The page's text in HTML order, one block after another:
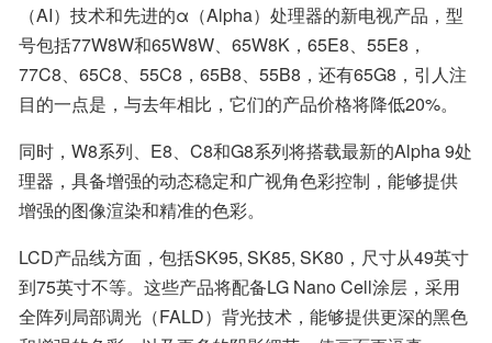
（AI）技术和先进的α（Alpha）处理器的新电视产品，型
号包括77W8W和65W8W、65W8K，65E8、55E8，
77C8、65C8、55C8，65B8、55B8，还有65G8，引人注
目的一点是，与去年相比，它们的产品价格将降低20%。
同时，W8系列、E8、C8和G8系列将搭载最新的Alpha 9处
理器，具备增强的动态稳定和广视角色彩控制，能够提供
增强的图像渲染和精准的色彩。
LCD产品线方面，包括SK95, SK85, SK80，尺寸从49英寸
到75英寸不等。这些产品将配备LG Nano Cell涂层，采用
全阵列局部调光（FALD）背光技术，能够提供更深的黑色